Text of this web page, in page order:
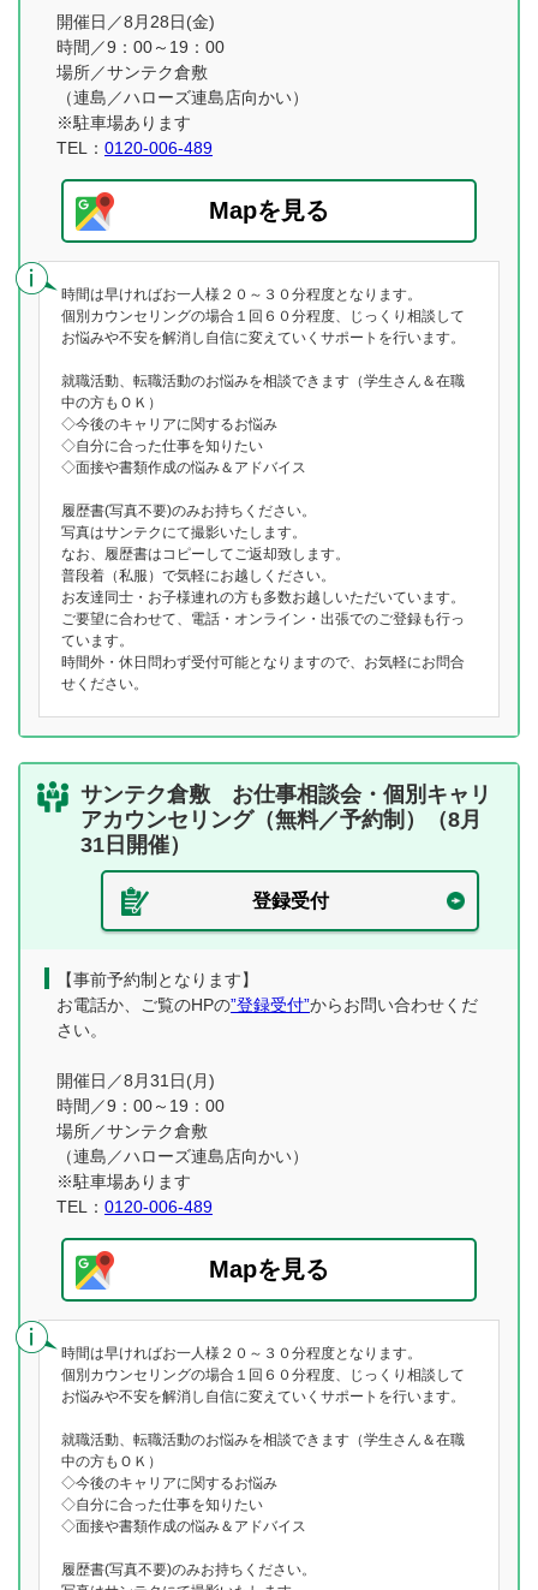
開催日／8月28日(金)
時間／9：00～19：00
場所／サンテク倉敷
（連島／ハローズ連島店向かい）
※駐車場あります
TEL： 0120-006-489
Mapを見る
時間は早ければお一人様２０～３０分程度となります。
個別カウンセリングの場合１回６０分程度、じっくり相談して
お悩みや不安を解消し自信に変えていくサポートを行います。
就職活動、転職活動のお悩みを相談できます（学生さん＆在職
中の方もＯＫ）
◇今後のキャリアに関するお悩み
◇自分に合った仕事を知りたい
◇面接や書類作成の悩み＆アドバイス
履歴書(写真不要)のみお持ちください。
写真はサンテクにて撮影いたします。
なお、履歴書はコピーしてご返却致します。
普段着（私服）で気軽にお越しください。
お友達同士・お子様連れの方も多数お越しいただいています。
ご要望に合わせて、電話・オンライン・出張でのご登録も行っ
ています。
時間外・休日問わず受付可能となりますので、お気軽にお問合
せください。
サンテク倉敷 お仕事相談会・個別キャリ
アカウンセリング（無料／予約制）（8月
31日開催）
登録受付
【事前予約制となります】
お電話か、ご覧のHPの”登録受付”からお問い合わせくだ
さい。
開催日／8月31日(月)
時間／9：00～19：00
場所／サンテク倉敷
（連島／ハローズ連島店向かい）
※駐車場あります
TEL： 0120-006-489
Mapを見る
時間は早ければお一人様２０～３０分程度となります。
個別カウンセリングの場合１回６０分程度、じっくり相談して
お悩みや不安を解消し自信に変えていくサポートを行います。
就職活動、転職活動のお悩みを相談できます（学生さん＆在職
中の方もＯＫ）
◇今後のキャリアに関するお悩み
◇自分に合った仕事を知りたい
◇面接や書類作成の悩み＆アドバイス
履歴書(写真不要)のみお持ちください。